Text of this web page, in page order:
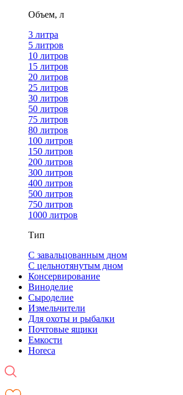
Объем, л
3 литра
5 литров
10 литров
15 литров
20 литров
25 литров
30 литров
50 литров
75 литров
80 литров
100 литров
150 литров
200 литров
300 литров
400 литров
500 литров
750 литров
1000 литров
Тип
С завальцованным дном
С цельнотянутым дном
Консервирование
Виноделие
Сыроделие
Измельчители
Для охоты и рыбалки
Почтовые ящики
Емкости
Horeca